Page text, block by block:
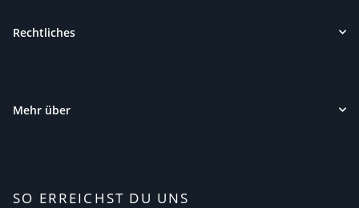
Rechtliches
Mehr über
SO ERREICHST DU UNS